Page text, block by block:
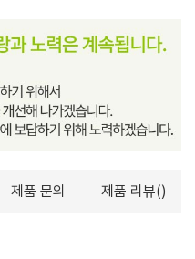
제품 문의 제품 리뷰()